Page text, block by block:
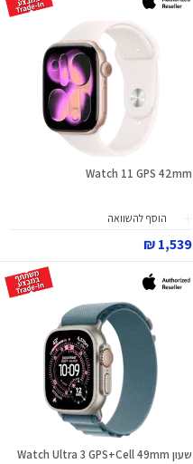
Watch 11 GPS 42mm
הוסף להשוואה
1,539 ₪
שעון Watch Ultra 3 GPS+Cell 49mm